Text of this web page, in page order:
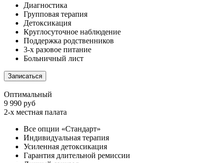
Диагностика
Групповая терапия
Детоксикация
Круглосуточное наблюдение
Поддержка родственников
3-х разовое питание
Больничный лист
Записаться
Оптимальный
9 990 руб
2-х местная палата
Все опции «Стандарт»
Индивидуальная терапия
Усиленная детоксикация
Гарантия длительной ремиссии